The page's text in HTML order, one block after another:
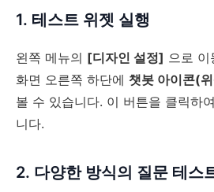
1. 테스트 위젯 실행
왼쪽 메뉴의 [디자인 설정] 으로 이
화면 오른쪽 하단에 챗봇 아이콘(
볼 수 있습니다. 이 버튼을 클릭하
니다.
2. 다양한 방식의 질문 테스